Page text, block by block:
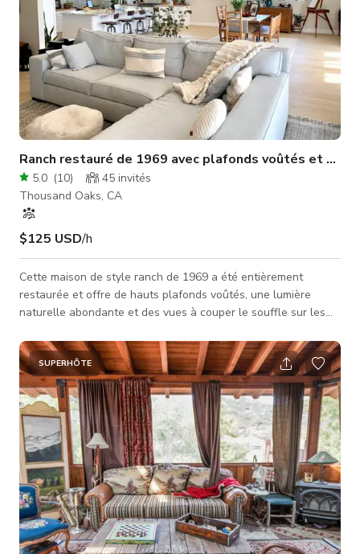
Ranch restauré de 1969 avec plafonds voûtés et
5.0 (10) 45 invités
Thousand Oaks, CA
$125 USD/h
Cette maison de style ranch de 1969 a été entièrement
restaurée et offre de hauts plafonds voûtés, une lumière
naturelle abondante et des vues à couper le souffle sur les
plus de 1 500 pieds carrés et comprend une cuisine pour les
divertissements, un grand espace repas et un salon à concept
ouvert. La grande cuisine bien équipée est le point central
avec des appareils Viking et une impressionnante île en
marbre “Ca
SUPERHÔTE